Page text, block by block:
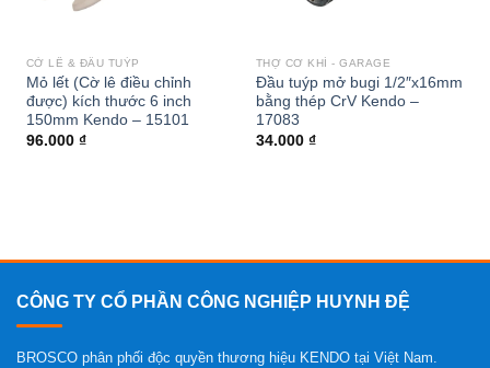
CỜ LÊ & ĐẦU TUÝP
Mỏ lết (Cờ lê điều chỉnh
được) kích thước 6 inch
150mm Kendo – 15101
96.000 ₫
THỢ CƠ KHÍ - GARAGE
Đầu tuýp mở bugi 1/2″x16mm
bằng thép CrV Kendo –
17083
34.000 ₫
CÔNG TY CỔ PHẦN CÔNG NGHIỆP HUYNH ĐỆ
BROSCO phân phối độc quyền thương hiệu KENDO tại Việt Nam.